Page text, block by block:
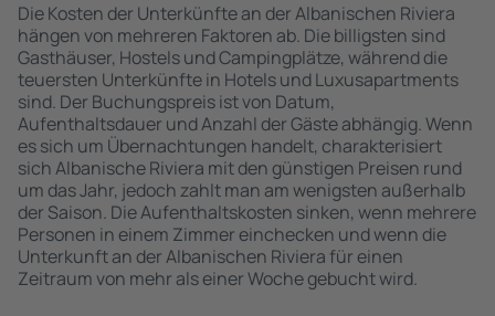
Die Kosten der Unterkünfte an der Albanischen Riviera
hängen von mehreren Faktoren ab. Die billigsten sind
Gasthäuser, Hostels und Campingplätze, während die
teuersten Unterkünfte in Hotels und Luxusapartments
sind. Der Buchungspreis ist von Datum,
Aufenthaltsdauer und Anzahl der Gäste abhängig. Wenn
es sich um Übernachtungen handelt, charakterisiert
sich Albanische Riviera mit den günstigen Preisen rund
um das Jahr, jedoch zahlt man am wenigsten außerhalb
der Saison. Die Aufenthaltskosten sinken, wenn mehrere
Personen in einem Zimmer einchecken und wenn die
Unterkunft an der Albanischen Riviera für einen
Zeitraum von mehr als einer Woche gebucht wird.